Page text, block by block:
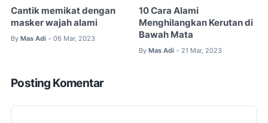
Cantik memikat dengan
masker wajah alami
By Mas Adi • 06 Mar, 2023
10 Cara Alami
Menghilangkan Kerutan di
Bawah Mata
By Mas Adi • 21 Mar, 2023
Posting Komentar